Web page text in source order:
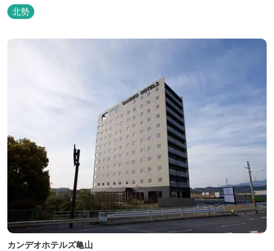
北勢
カンデオホテルズ亀山